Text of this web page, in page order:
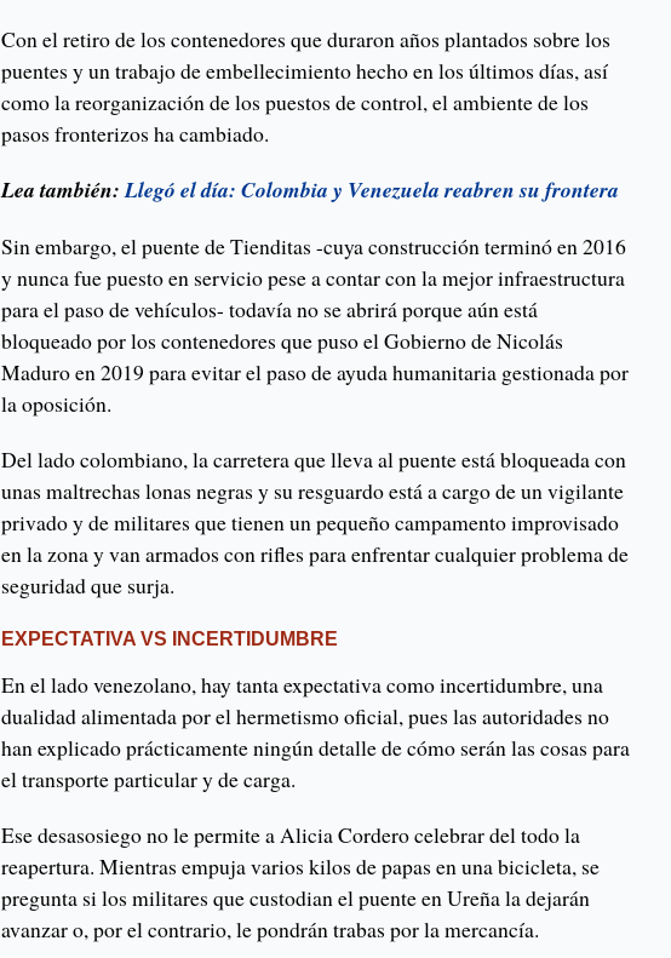
Con el retiro de los contenedores que duraron años plantados sobre los
puentes y un trabajo de embellecimiento hecho en los últimos días, así
como la reorganización de los puestos de control, el ambiente de los
pasos fronterizos ha cambiado.
Lea también:Llegó el día: Colombia y Venezuela reabren su frontera
Sin embargo, el puente de Tienditas -cuya construcción terminó en 2016
y nunca fue puesto en servicio pese a contar con la mejor infraestructura
para el paso de vehículos- todavía no se abrirá porque aún está
bloqueado por los contenedores que puso el Gobierno de Nicolás
Maduro en 2019 para evitar el paso de ayuda humanitaria gestionada por
la oposición.
Del lado colombiano, la carretera que lleva al puente está bloqueada con
unas maltrechas lonas negras y su resguardo está a cargo de un vigilante
privado y de militares que tienen un pequeño campamento improvisado
en la zona y van armados con rifles para enfrentar cualquier problema de
seguridad que surja.
EXPECTATIVA VS INCERTIDUMBRE
En el lado venezolano, hay tanta expectativa como incertidumbre, una
dualidad alimentada por el hermetismo oficial, pues las autoridades no
han explicado prácticamente ningún detalle de cómo serán las cosas para
el transporte particular y de carga.
Ese desasosiego no le permite a Alicia Cordero celebrar del todo la
reapertura. Mientras empuja varios kilos de papas en una bicicleta, se
pregunta si los militares que custodian el puente en Ureña la dejarán
avanzar o, por el contrario, le pondrán trabas por la mercancía.